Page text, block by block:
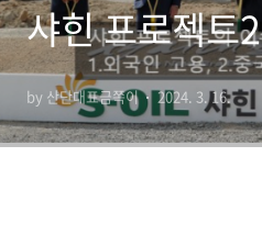
샤힌 프로젝트2
by 산단대표금쪽이 2024. 3. 16.